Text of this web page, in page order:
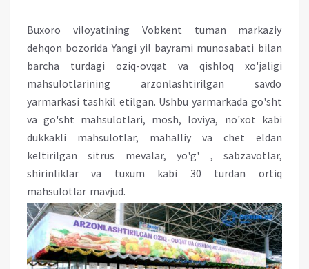
Buxoro viloyatining Vobkent tuman markaziy
dehqon bozorida Yangi yil bayrami munosabati bilan
barcha turdagi oziq-ovqat va qishloq xo'jaligi
mahsulotlarining arzonlashtirilgan savdo
yarmarkasi tashkil etilgan. Ushbu yarmarkada go'sht
va go'sht mahsulotlari, mosh, loviya, no'xot kabi
dukkakli mahsulotlar, mahalliy va chet eldan
keltirilgan sitrus mevalar, yo'g' , sabzavotlar,
shirinliklar va tuxum kabi 30 turdan ortiq
mahsulotlar mavjud.